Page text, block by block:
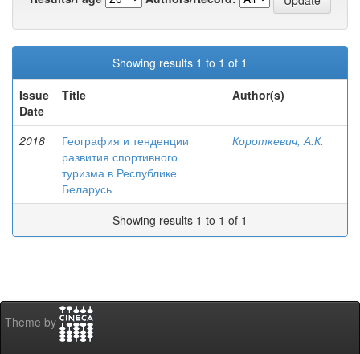
Showing results 1 to 1 of 1
Issue
Date
Title Author(s)
2018
География и тенденции
развития спортивного
туризма в Республике
Беларусь
Короткевич, А.К.
Showing results 1 to 1 of 1
Theme by